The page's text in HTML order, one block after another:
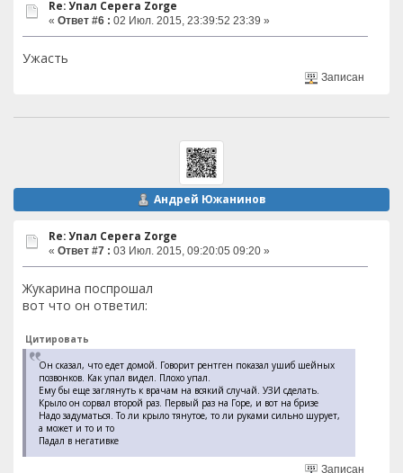
Re: Упал Серега Zorge
« Ответ #6 : 02 Июл. 2015, 23:39:52 23:39 »
Ужасть
Записан
Андрей Южанинов
Re: Упал Серега Zorge
« Ответ #7 : 03 Июл. 2015, 09:20:05 09:20 »
Жукарина поспрошал
вот что он ответил:
Цитировать
Он сказал, что едет домой. Говорит рентген показал ушиб шейных
позвонков. Как упал видел. Плохо упал.
Ему бы еще заглянуть к врачам на всякий случай. УЗИ сделать.
Крыло он сорвал второй раз. Первый раз на Горе, и вот на бризе
Надо задуматься. То ли крыло тянутое, то ли руками сильно шурует,
а может и то и то
Падал в негативке
Записан